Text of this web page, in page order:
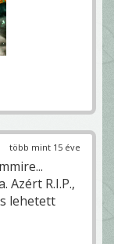
több mint 15 éve
Azért R.I.P.,
lehetett